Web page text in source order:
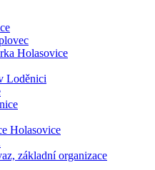
Holasovice
Loděnici
Holasovice
základní organizace